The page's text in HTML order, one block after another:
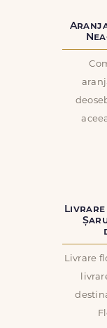
Livrare